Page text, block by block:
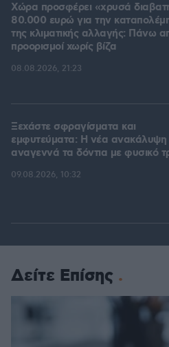
Χώρα προσφέρει «χρυσά
80.000 ευρώ για την
της κλιματικής αλλαγής: Πάνω
προορισμοί χωρίς βίζα
08.08.2026, 21:23
Ξεχάστε σφραγίσματα και
εμφυτεύματα: Η νέα ανακάλυψη
αναγεννά τα δόντια με φυσικό
09.08.2026, 10:32
Δείτε Επίσης